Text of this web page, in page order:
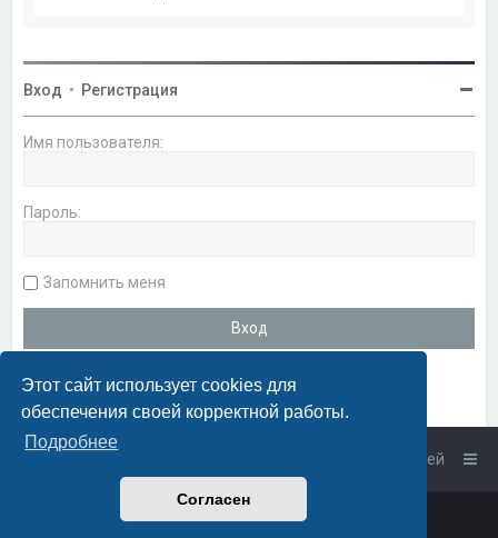
Этот сайт использует cookies для
обеспечения своей корректной работы.
Подробнее
Согласен
Вход • Регистрация
Имя пользователя:
Пароль:
Запомнить меня
Связаться с администрацией
phpBB
PlanetStyles